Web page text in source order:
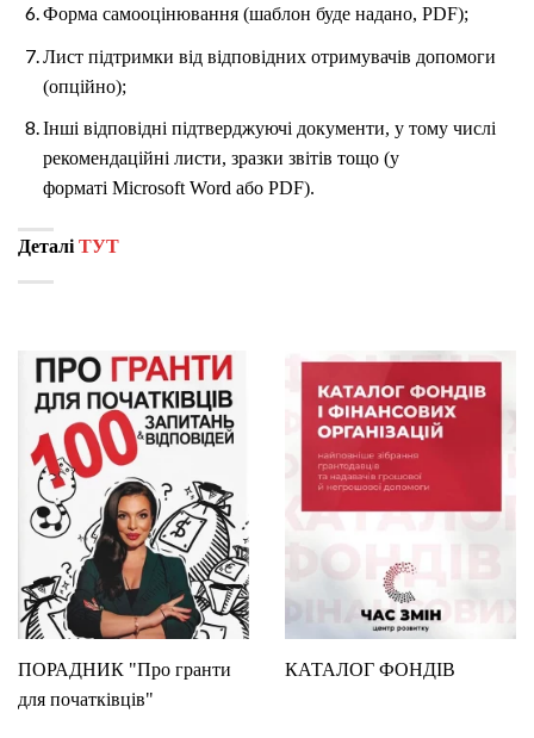
Форма самооцінювання (шаблон буде надано, PDF);
Лист підтримки від відповідних отримувачів допомоги
(опційно);
Інші відповідні підтверджуючі документи, у тому числі
рекомендаційні листи, зразки звітів тощо (у
форматі Microsoft Word або PDF).
Деталі ТУТ
ПОРАДНИК "Про гранти
для початківців"
КАТАЛОГ ФОНДІВ